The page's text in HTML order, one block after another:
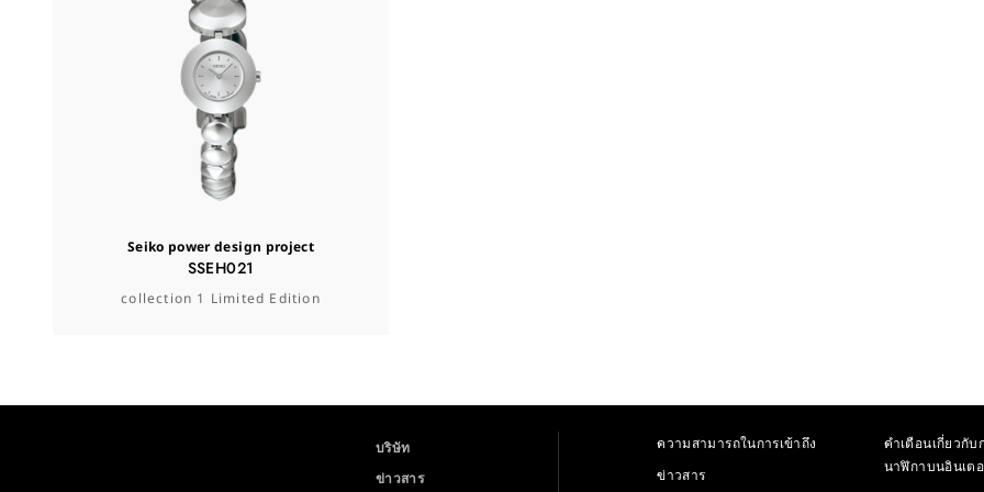
Seiko power design project
SSEH021
collection 1 Limited Edition
บริษัท
ข่าวสาร
ความสามารถในการเข้าถึง
ข่าวสาร
คำเตือนเกี่ยวกับ
นาฬิกาบนอินเต